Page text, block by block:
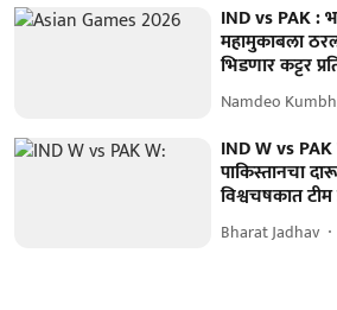
IND vs PAK :
महामुकाबला
भिडणार कट्टर
Namdeo
IND W vs
पाकिस्तानचा
विश्वचषकात
Bharat Jadhav